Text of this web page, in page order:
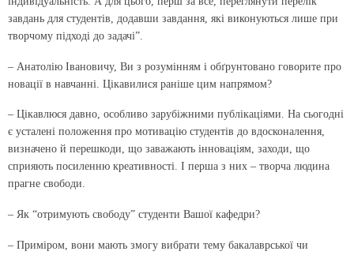
завдань для студентів, додавши завдання, які виконуються лише при
творчому підході до задачі”.
– Анатолію Івановичу, Ви з розумінням і обґрунтовано говорите про
новації в навчанні. Цікавилися раніше цим напрямом?
– Цікавлюся давно, особливо зарубіжними публікаціями. На сьогодні
є усталені положення про мотивацію студентів до вдосконалення,
визначено й перешкоди, що заважають інноваціям, заходи, що
сприяють посиленню креативності. І перша з них – творча людина
прагне свободи.
– Як “отримують свободу” студенти Вашої кафедри?
– Приміром, вони мають змогу вибрати тему бакалаврської чи